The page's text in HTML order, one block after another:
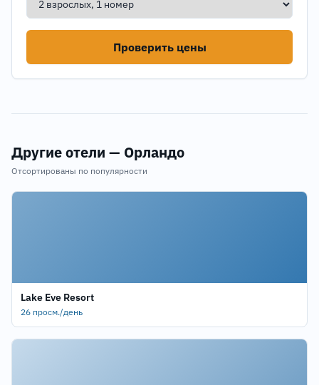
Проверить цены
Другие отели — Орландо
Отсортированы по популярности
Lake Eve Resort
26 просм./день